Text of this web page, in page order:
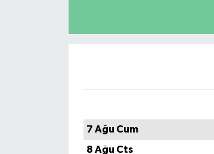
7 Ağu Cum
8 Ağu Cts
YEREL MEDYA RAPORU